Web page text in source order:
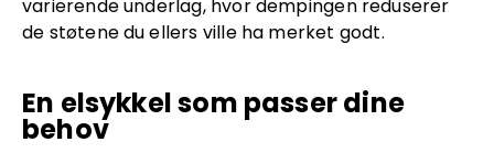
varierende underlag, hvor dempingen reduserer
de støtene du ellers ville ha merket godt.
En elsykkel som passer dine
behov